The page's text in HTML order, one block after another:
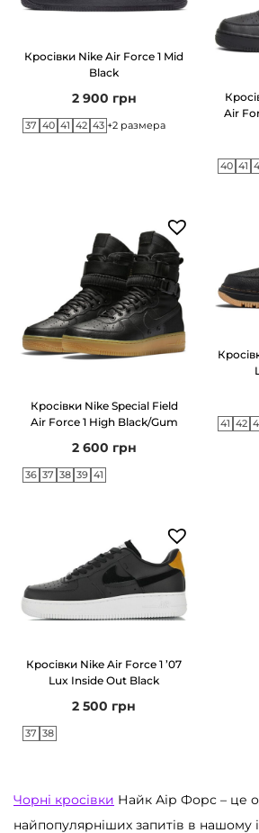
Кросівки Nike Air Force 1 Mid
Black
2 900 грн
37 40 41 42 43 +2 размера
Air
40 41
Кросівки Nike Special Field
Air Force 1 High Black/Gum
2 600 грн
36 37 38 39 41
41 42
Кросівки Nike Air Force 1 ’07
Lux Inside Out Black
2 500 грн
37 38
Чорні кросівки Найк Аір Форс – це
найпопулярніших запитів в нашому